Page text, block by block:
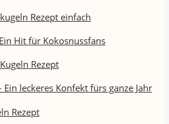
Hit für Kokosnussfans
leckeres Konfekt fürs ganze Jahr